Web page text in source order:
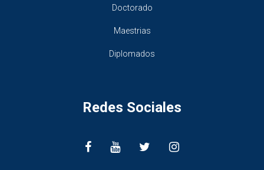
Doctorado
Maestrias
Diplomados
Redes Sociales